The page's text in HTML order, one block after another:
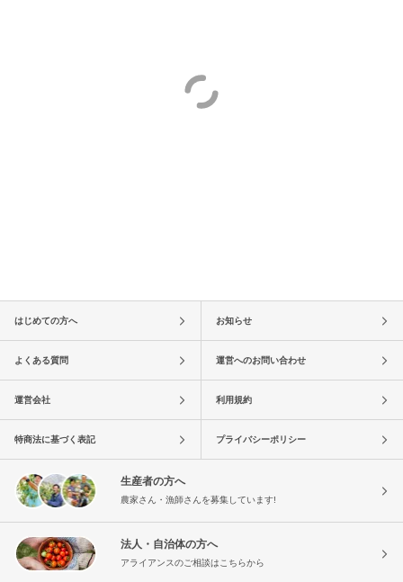
はじめての方へ お知らせ
よくある質問 運営へのお問い合わせ
運営会社 利用規約
特商法に基づく表記 プライバシーポリシー
生産者の方へ
農家さん・漁師さんを募集しています!
法人・自治体の方へ
アライアンスのご相談はこちらから